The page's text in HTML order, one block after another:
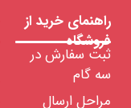
راهنمای خرید از
فروشگاه
ثبت سفارش در
سه گام
مراحل ارسال